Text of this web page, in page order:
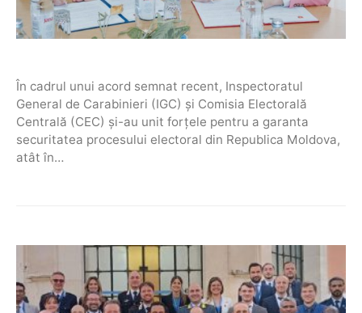
În cadrul unui acord semnat recent, Inspectoratul
General de Carabinieri (IGC) și Comisia Electorală
Centrală (CEC) și-au unit forțele pentru a garanta
securitatea procesului electoral din Republica Moldova,
atât în…